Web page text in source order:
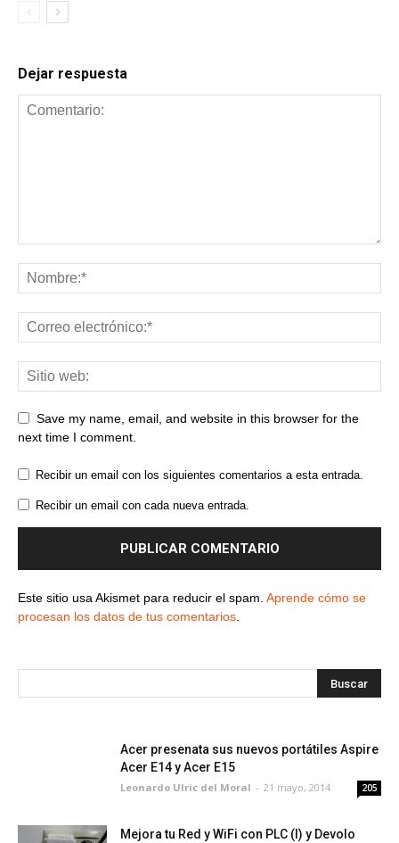
Dejar respuesta
Save my name, email, and website in this browser for the
next time I comment.
Recibir un email con los siguientes comentarios a esta entrada.
Recibir un email con cada nueva entrada.
Este sitio usa Akismet para reducir el spam. Aprende cómo se
procesan los datos de tus comentarios.
Acer presenata sus nuevos portátiles Aspire
Acer E14 y Acer E15
Leonardo Ulric del Moral - 21 mayo, 2014 205
Mejora tu Red y WiFi con PLC (I) y Devolo